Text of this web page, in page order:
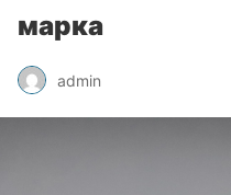
марка
admin